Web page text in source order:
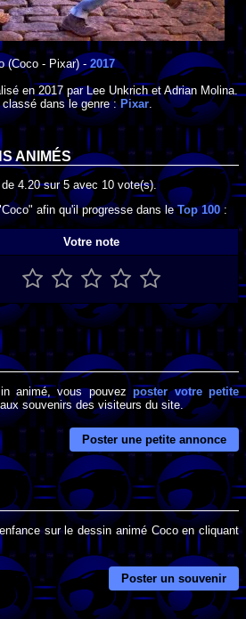
(Coco - Pixar) - 2017
en 2017 parLee Unkrich etAdrian Molina
dans le genre : Pixar
ANIMÉS
de4.20sur5 avec 10vote(s).
afin qu'il progresse dans leTop 100:
Votre note
animé, vous pouvezposter votre petite
souvenirs des visiteurs du site.
Poster une petite annonce
sur le dessin animé Coco en cliquant
Poster un souvenir